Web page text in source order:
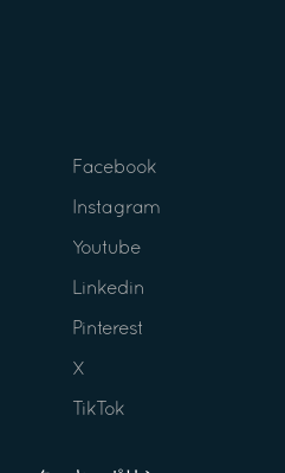
Facebook
Instagram
Youtube
Linkedin
Pinterest
X
TikTok